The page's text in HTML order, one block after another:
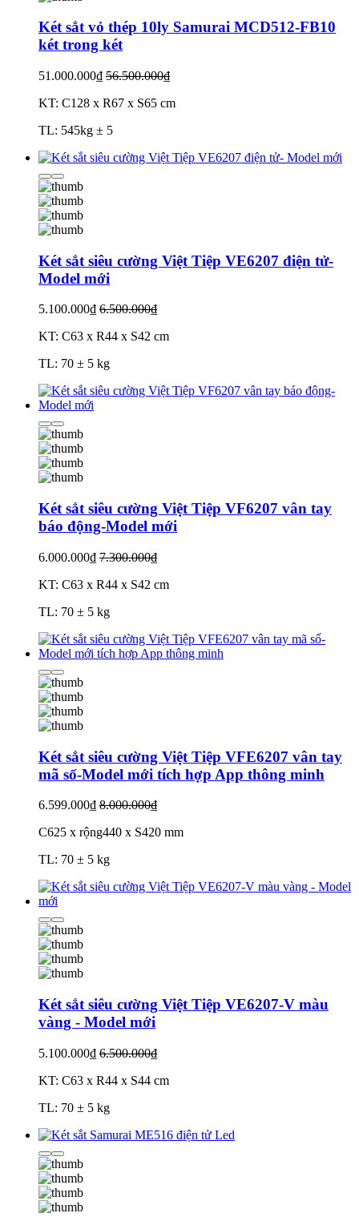
Két sắt vỏ thép 10ly Samurai MCD512-FB10
két trong két
51.000.000₫ 56.500.000₫
KT: C128 x R67 x S65 cm
TL: 545kg ± 5
Két sắt siêu cường Việt Tiệp VE6207 điện tử-
Model mới
5.100.000₫ 6.500.000₫
KT: C63 x R44 x S42 cm
TL: 70 ± 5 kg
Két sắt siêu cường Việt Tiệp VF6207 vân tay
báo động-Model mới
6.000.000₫ 7.300.000₫
KT: C63 x R44 x S42 cm
TL: 70 ± 5 kg
Két sắt siêu cường Việt Tiệp VFE6207 vân tay
mã số-Model mới tích hợp App thông minh
6.599.000₫ 8.000.000₫
C625 x rộng440 x S420 mm
TL: 70 ± 5 kg
Két sắt siêu cường Việt Tiệp VE6207-V màu
vàng - Model mới
5.100.000₫ 6.500.000₫
KT: C63 x R44 x S44 cm
TL: 70 ± 5 kg